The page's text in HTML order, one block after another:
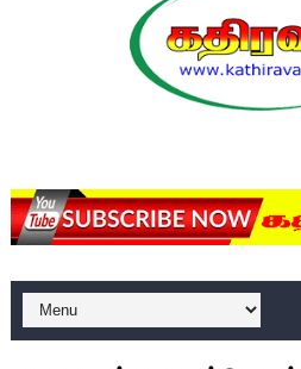
மகிந்த ராஜபக்சே பதவி விலக
ரவுடி பேபிக்கு நடந்த தரமான
குண்டை தூக்கிப்போட்ட ஆய்வு….
யாழில் தமிழின தலைவர்
ஏர்போர்ட்டில் உதைத்த நபர் யார்,
சீனா இலங்கையிடம் 8 மில்லியன்